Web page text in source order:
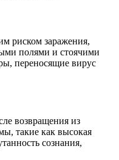
риском заражения,
полями и стоячими
переносящие вирус
возвращения из
такие как высокая
сознания,